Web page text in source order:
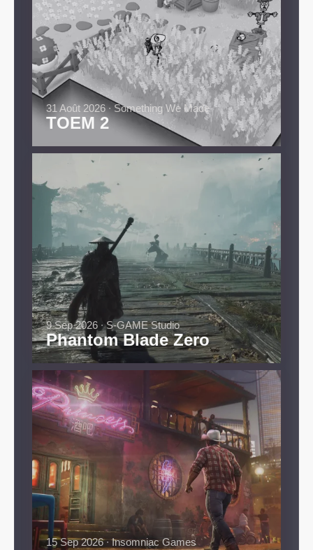
TOEM 2
31 Août 2026 ∙ Something We Made
Phantom Blade Zero
9 Sep 2026 ∙ S-GAME Studio
15 Sep 2026 ∙ Insomniac Games